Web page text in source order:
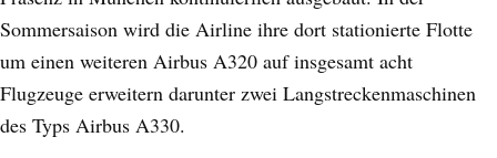
Sommersaison wird die Airline ihre dort stationierte Flotte
um einen weiteren Airbus A320 auf insgesamt acht
Flugzeuge erweitern darunter zwei Langstreckenmaschinen
des Typs Airbus A330.